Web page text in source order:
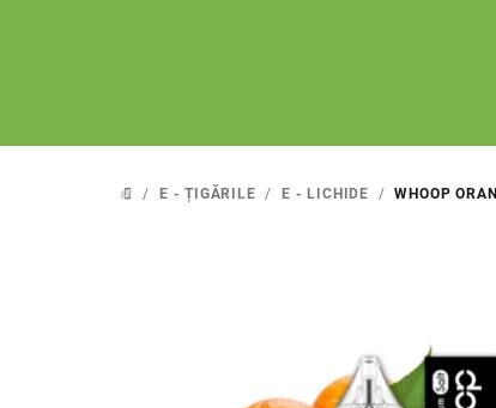
ACASĂ
/ E - ȚIGĂRILE / E - LICHIDE / WHOOP